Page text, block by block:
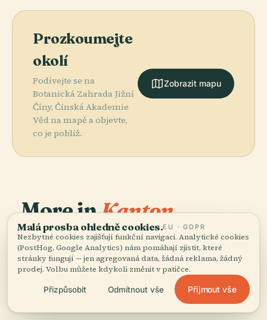
Prozkoumejte
okolí
Podívejte se na
Botanická Zahrada Jižní
Číny, Čínská Akademie
Věd na mapě a objevte,
co je poblíž.
Zobrazit mapu
More inKanton.
177 míst k objevení — pár, která stojí za to spojit
dohromady.
PLACE
Citic Plaza
PLACE
Mešita
Huaisheng
PLACE
Televizní Věž V
Kantonu
PLACE
Chrám
Guangxiao
Malá prosba ohledně cookies.EU · GDPR
Nezbytné cookies zajišťují funkční navigaci. Analytické cookies
(PostHog, Google Analytics) nám pomáhají zjistit, které
stránky fungují — jen agregovaná data, žádná reklama, žádný
prodej. Volbu můžete kdykoli změnit v patičce.
Přizpůsobit Odmítnout vše Přijmout vše